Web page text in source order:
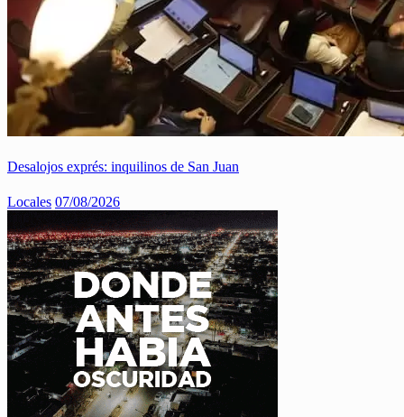
Desalojos exprés: inquilinos de San Juan
Locales 07/08/2026